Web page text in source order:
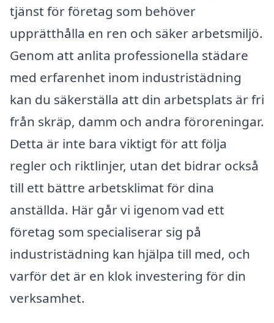
tjänst för företag som behöver
upprätthålla en ren och säker arbetsmiljö.
Genom att anlita professionella städare
med erfarenhet inom industristädning
kan du säkerställa att din arbetsplats är fri
från skräp, damm och andra föroreningar.
Detta är inte bara viktigt för att följa
regler och riktlinjer, utan det bidrar också
till ett bättre arbetsklimat för dina
anställda. Här går vi igenom vad ett
företag som specialiserar sig på
industristädning kan hjälpa till med, och
varför det är en klok investering för din
verksamhet.